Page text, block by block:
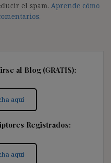
el spam. Aprende cómo
al Blog (GRATIS):
aquí
Registrados:
aquí